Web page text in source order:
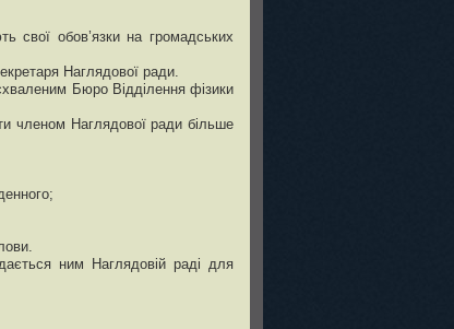
свої обов’язки на громадських
Наглядової ради.
Бюро Відділення фізики
членом Наглядової ради більше
ним Наглядовій раді для